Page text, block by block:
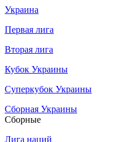
Украина
Первая лига
Вторая лига
Кубок Украины
Суперкубок Украины
Сборная Украины
Сборные
Лига наций